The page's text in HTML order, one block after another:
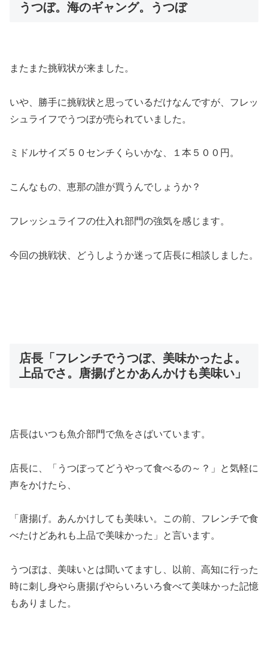
うつぼ。海のギャング。うつぼ
またまた挑戦状が来ました。
いや、勝手に挑戦状と思っているだけなんですが、フレッ
シュライフでうつぼが売られていました。
ミドルサイズ５０センチくらいかな、１本５００円。
こんなもの、恵那の誰が買うんでしょうか？
フレッシュライフの仕入れ部門の強気を感じます。
今回の挑戦状、どうしようか迷って店長に相談しました。
店長「フレンチでうつぼ、美味かったよ。
上品でさ。唐揚げとかあんかけも美味い」
店長はいつも魚介部門で魚をさばいています。
店長に、「うつぼってどうやって食べるの～？」と気軽に
声をかけたら、
「唐揚げ。あんかけしても美味い。この前、フレンチで食
べたけどあれも上品で美味かった」と言います。
うつぼは、美味いとは聞いてますし、以前、高知に行った
時に刺し身やら唐揚げやらいろいろ食べて美味かった記憶
もありました。